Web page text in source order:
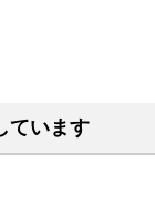
ています